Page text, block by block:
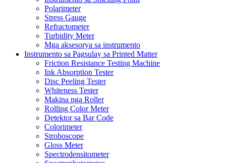
Polarimeter
Stress Gauge
Refractometer
Turbidity Meter
Mga aksesorya sa instrumento
Instrumento sa Pagsulay sa Printed Matter
Friction Resistance Testing Machine
Ink Absorption Tester
Disc Peeling Tester
Whiteness Tester
Makina nga Roller
Rolling Color Meter
Detektor sa Bar Code
Colorimeter
Stroboscope
Gloss Meter
Spectrodensitometer